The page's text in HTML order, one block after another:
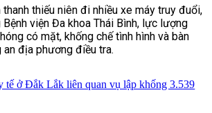
thanh thiếu niên đi nhiều xe máy truy đuổi,
viện Đa khoa Thái Bình, lực lượng
có mặt, khống chế tình hình và bàn
địa phương điều tra.
tế ở Đắk Lắk liên quan vụ lập khống 3.539